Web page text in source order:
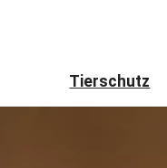
Tierschutz